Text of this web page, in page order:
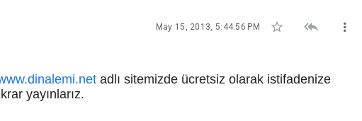
May 15, 2013, 5:44:56 PM   
adlı sitemizde ücretsiz olarak istifadenize
yayınlarız.